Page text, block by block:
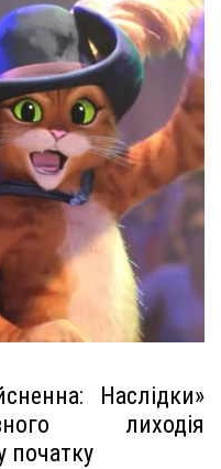
Наслідки»
лиходія
початку